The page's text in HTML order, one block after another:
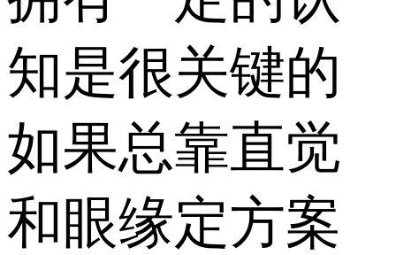
知是很关键的
如果总靠直觉
和眼缘定方案